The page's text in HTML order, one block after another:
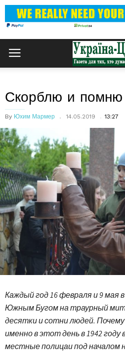
Скорблю и помню
By Юхим Мармер 14.05.2019 13:27
Каждый год 16 февраля и 9 мая
Южным Бугом на траурный
десятки и сотни людей.
именно в этот день в 1942 году
местные полицаи под началом